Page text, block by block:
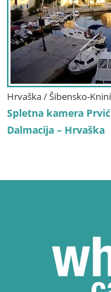
Hrvaška / Šibensko-
Spletna kamera
Dalmacija – Hrvaška